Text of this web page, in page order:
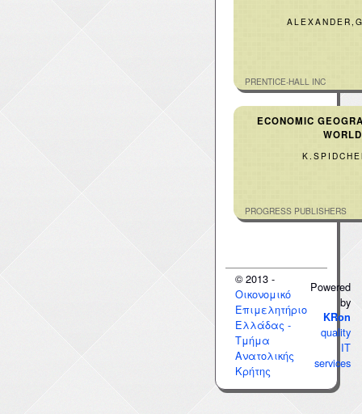
PRENTICE-HALL INC
ECONOMIC
WORLD
PROGRESS PUBLISHERS
© 2013 -
Οικονομικό
Επιμελητήριο
Ελλάδας -
Τμήμα
Ανατολικής
Κρήτης
Powered
by
KRon
quality
IT
services